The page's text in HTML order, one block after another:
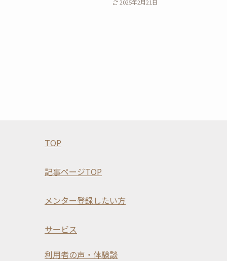
2025年2月21日
TOP
記事ページTOP
メンター登録したい方
サービス
利用者の声・体験談